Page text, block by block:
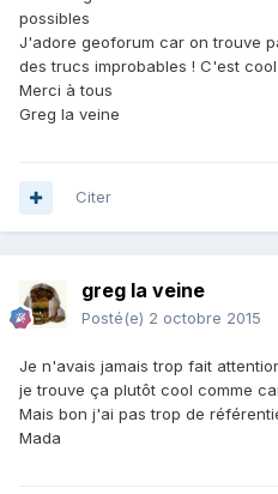
possibles
J'adore geoforum car on trouve
des trucs improbables ! C'est cool
Merci à tous
Greg la veine
Citer
greg la veine
Posté(e) 2 octobre 2015
Je n'avais jamais trop fait
je trouve ça plutôt cool comme
Mais bon j'ai pas trop de
Mada